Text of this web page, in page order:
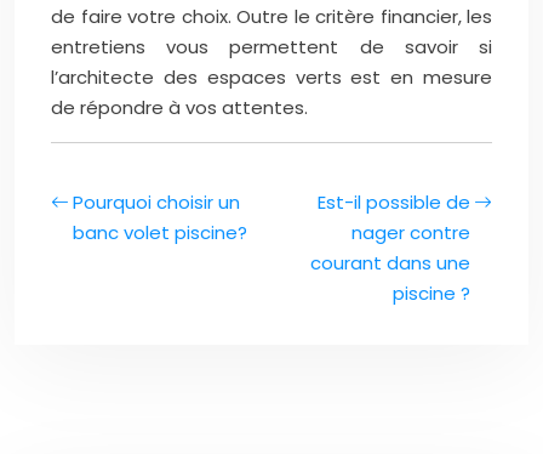
de faire votre choix. Outre le critère financier, les
entretiens vous permettent de savoir si
l’architecte des espaces verts est en mesure
de répondre à vos attentes.
Pourquoi choisir un
banc volet piscine?
Est-il possible de
nager contre
courant dans une
piscine ?